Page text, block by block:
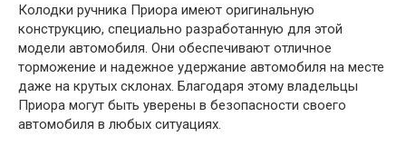
Колодки ручника Приора имеют оригинальную
конструкцию, специально разработанную для этой
модели автомобиля. Они обеспечивают отличное
торможение и надежное удержание автомобиля на месте
даже на крутых склонах. Благодаря этому владельцы
Приора могут быть уверены в безопасности своего
автомобиля в любых ситуациях.